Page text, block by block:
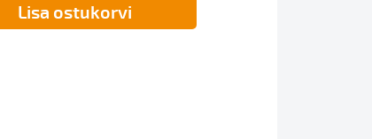
Lisa ostukorvi